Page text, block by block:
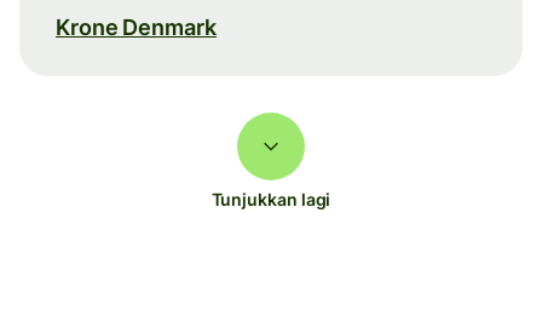
Krone Denmark
Tunjukkan lagi